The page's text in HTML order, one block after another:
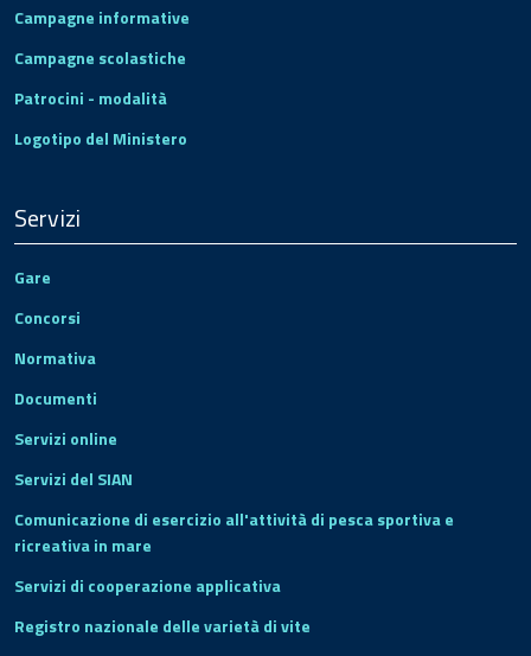
Campagne informative
Campagne scolastiche
Patrocini - modalità
Logotipo del Ministero
Servizi
Gare
Concorsi
Normativa
Documenti
Servizi online
Servizi del SIAN
Comunicazione di esercizio all'attività di pesca sportiva e
ricreativa in mare
Servizi di cooperazione applicativa
Registro nazionale delle varietà di vite